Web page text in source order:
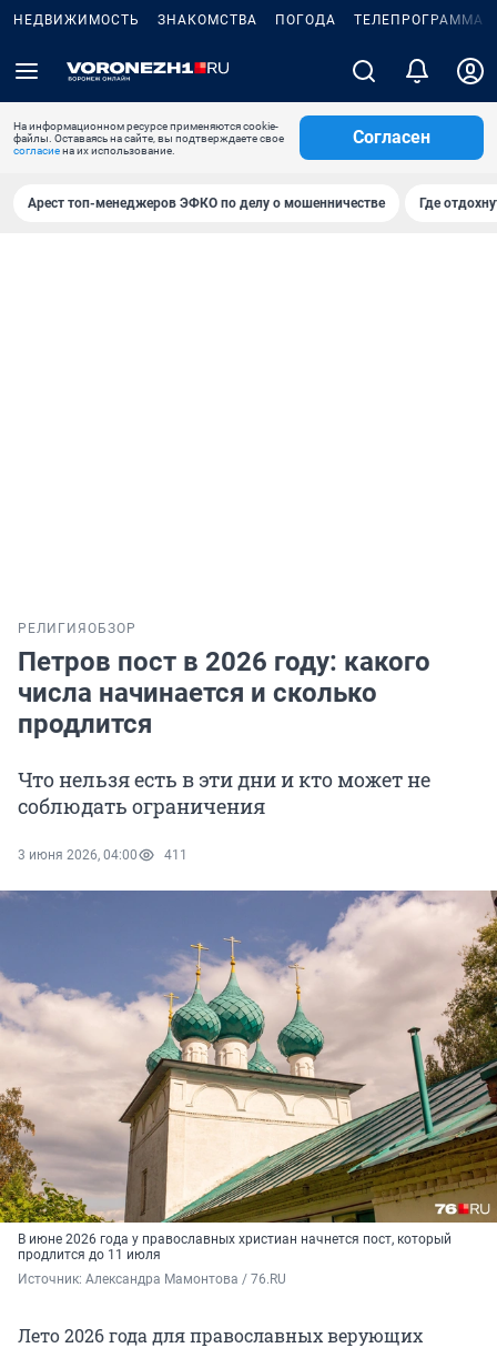
НЕДВИЖИМОСТЬ ЗНАКОМСТВА ПОГОДА ТЕЛЕПРОГРАММА
На информационном ресурсе применяются cookie-
файлы. Оставаясь на сайте, вы подтверждаете свое
согласиена их использование.
Согласен
Арест топ-менеджеров ЭФКО по делу о мошенничестве Где
РЕЛИГИЯ ОБЗОР
Петров пост в 2026 году: какого
числа начинается и сколько
продлится
Что нельзя есть в эти дни и кто может не
соблюдать ограничения
3 июня 2026, 04:00 411
В июне 2026 года у православных христиан начнется пост, который
продлится до 11 июля
Источник: Александра Мамонтова / 76.RU
Лето 2026 года для православных верующих